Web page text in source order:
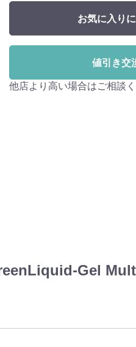
お気に入り
値引き交
他店より高い場合はご相談
Gel